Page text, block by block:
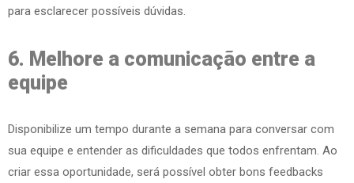
para esclarecer possíveis dúvidas.
6. Melhore a comunicação entre a
equipe
Disponibilize um tempo durante a semana para conversar com
sua equipe e entender as dificuldades que todos enfrentam. Ao
criar essa oportunidade, será possível obter bons feedbacks